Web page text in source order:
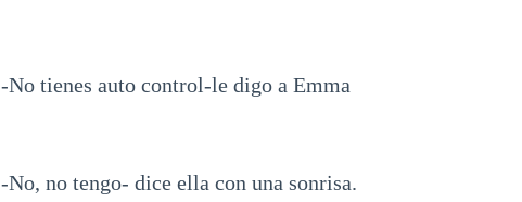
-No tienes auto control-le digo a Emma
-No, no tengo- dice ella con una sonrisa.